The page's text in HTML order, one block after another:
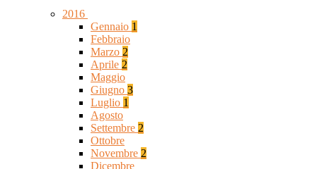
2016
Gennaio 1
Febbraio
Marzo 2
Aprile 2
Maggio
Giugno 3
Luglio 1
Agosto
Settembre 2
Ottobre
Novembre 2
Dicembre